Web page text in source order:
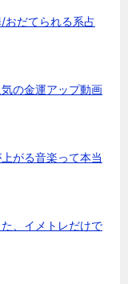
/おだてられる系占
の金運アップ動画
がる音楽って本当
、イメトレだけで